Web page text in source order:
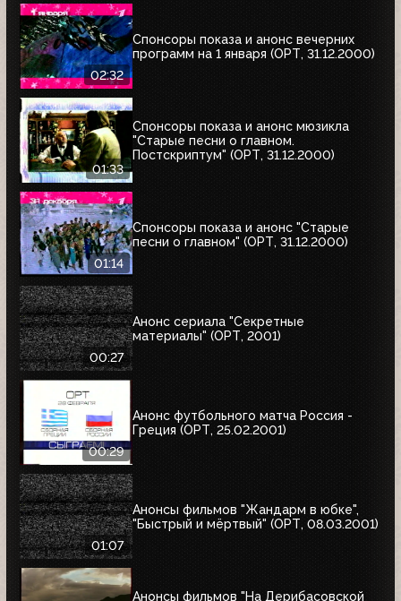
02:32
Спонсоры показа и анонс вечерних
программ на 1 января (ОРТ, 31.12.2000)
01:33
Спонсоры показа и анонс мюзикла
"Старые песни о главном.
Постскриптум" (ОРТ, 31.12.2000)
01:14
Спонсоры показа и анонс "Старые
песни о главном" (ОРТ, 31.12.2000)
00:27
Анонс сериала "Секретные
материалы" (ОРТ, 2001)
00:29
Анонс футбольного матча Россия -
Греция (ОРТ, 25.02.2001)
01:07
Анонсы фильмов "Жандарм в юбке",
"Быстрый и мёртвый" (ОРТ, 08.03.2001)
Анонсы фильмов "На Дерибасовской